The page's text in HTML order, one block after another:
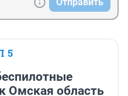
5
Омская область